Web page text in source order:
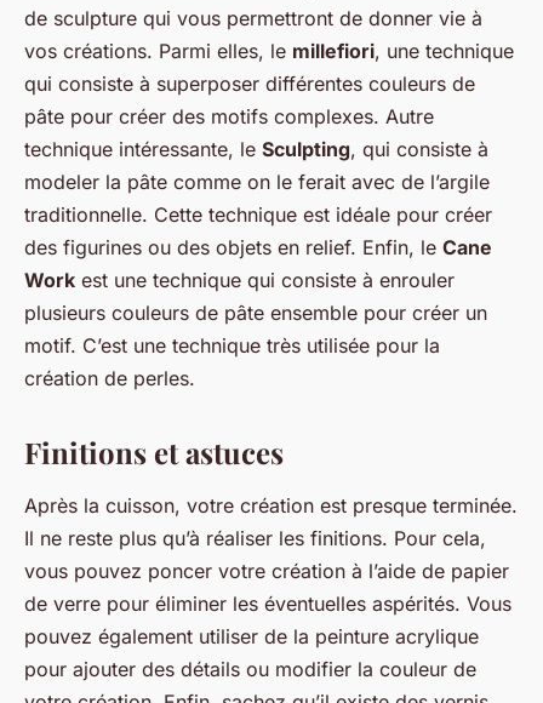
de sculpture qui vous permettront de donner vie à
vos créations. Parmi elles, le millefiori, une technique
qui consiste à superposer différentes couleurs de
pâte pour créer des motifs complexes. Autre
technique intéressante, le Sculpting, qui consiste à
modeler la pâte comme on le ferait avec de l’argile
traditionnelle. Cette technique est idéale pour créer
des figurines ou des objets en relief. Enfin, le Cane
Work est une technique qui consiste à enrouler
plusieurs couleurs de pâte ensemble pour créer un
motif. C’est une technique très utilisée pour la
création de perles.
Finitions et astuces
Après la cuisson, votre création est presque terminée.
Il ne reste plus qu’à réaliser les finitions. Pour cela,
vous pouvez poncer votre création à l’aide de papier
de verre pour éliminer les éventuelles aspérités. Vous
pouvez également utiliser de la peinture acrylique
pour ajouter des détails ou modifier la couleur de